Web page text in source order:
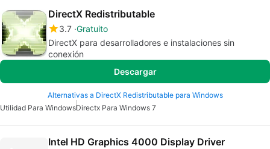
DirectX Redistributable
3.7 Gratuito
DirectX para desarrolladores e instalaciones sin
conexión
Descargar
Alternativas a DirectX Redistributable para Windows
Utilidad Para WindowsDirectx Para Windows 7
Intel HD Graphics 4000 Display Driver